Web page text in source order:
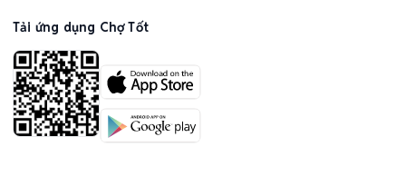
Tải ứng dụng Chợ Tốt